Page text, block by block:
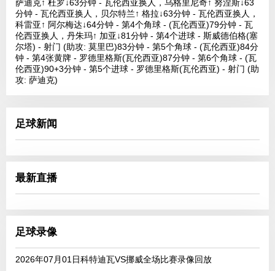
萨迪克↑ 杜罗↓63分钟 - 瓦伦西亚换人，乌格里尼奇↑ 努涅斯↓63
分钟 - 瓦伦西亚换人，贝尔特兰↑ 格拉↓63分钟 - 瓦伦西亚换人，
科雷亚↑ 阿尔梅达↓64分钟 - 第4个角球 - (瓦伦西亚)79分钟 - 瓦
伦西亚换人，丹朱玛↑ 加亚↓81分钟 - 第4个进球 - 斯威德伯格(塞
尔塔) - 射门 (助攻: 莫里巴)83分钟 - 第5个角球 - (瓦伦西亚)84分
钟 - 第4张黄牌 - 罗德里格斯(瓦伦西亚)87分钟 - 第6个角球 - (瓦
伦西亚)90+3分钟 - 第5个进球 - 罗德里格斯(瓦伦西亚) - 射门 (助
攻: 萨迪克)
足球新闻
最新直播
足球录像
2026年07月01日科特迪瓦VS挪威全场比赛录像回放